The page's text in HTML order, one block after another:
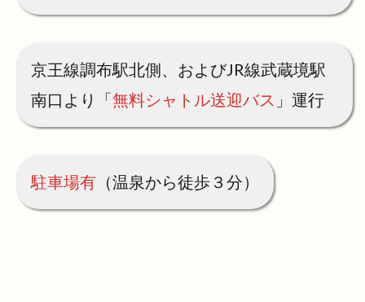
京王線調布駅北側、およびJR線武蔵境駅
南口より「無料シャトル送迎バス 」運行
駐車場有 （温泉から徒歩３分）